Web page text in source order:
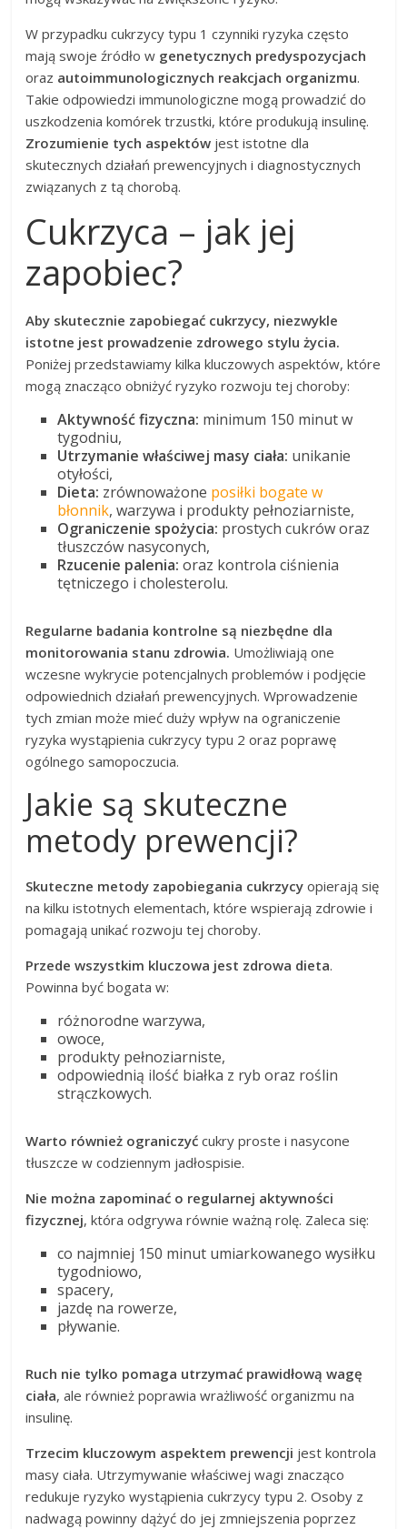
W przypadku cukrzycy typu 1 czynniki ryzyka często
mają swoje źródło w genetycznych predyspozycjach
oraz autoimmunologicznych reakcjach organizmu.
Takie odpowiedzi immunologiczne mogą prowadzić do
uszkodzenia komórek trzustki, które produkują insulinę.
Zrozumienie tych aspektów jest istotne dla
skutecznych działań prewencyjnych i diagnostycznych
związanych z tą chorobą.
Cukrzyca – jak jej
zapobiec?
Aby skutecznie zapobiegać cukrzycy, niezwykle
istotne jest prowadzenie zdrowego stylu życia.
Poniżej przedstawiamy kilka kluczowych aspektów, które
mogą znacząco obniżyć ryzyko rozwoju tej choroby:
Aktywność fizyczna: minimum 150 minut w
tygodniu,
Utrzymanie właściwej masy ciała: unikanie
otyłości,
Dieta: zrównoważone posiłki bogate w
błonnik, warzywa i produkty pełnoziarniste,
Ograniczenie spożycia: prostych cukrów oraz
tłuszczów nasyconych,
Rzucenie palenia: oraz kontrola ciśnienia
tętniczego i cholesterolu.
Regularne badania kontrolne są niezbędne dla
monitorowania stanu zdrowia. Umożliwiają one
wczesne wykrycie potencjalnych problemów i podjęcie
odpowiednich działań prewencyjnych. Wprowadzenie
tych zmian może mieć duży wpływ na ograniczenie
ryzyka wystąpienia cukrzycy typu 2 oraz poprawę
ogólnego samopoczucia.
Jakie są skuteczne
metody prewencji?
Skuteczne metody zapobiegania cukrzycy opierają się
na kilku istotnych elementach, które wspierają zdrowie i
pomagają unikać rozwoju tej choroby.
Przede wszystkim kluczowa jest zdrowa dieta.
Powinna być bogata w:
różnorodne warzywa,
owoce,
produkty pełnoziarniste,
odpowiednią ilość białka z ryb oraz roślin
strączkowych.
Warto również ograniczyć cukry proste i nasycone
tłuszcze w codziennym jadłospisie.
Nie można zapominać o regularnej aktywności
fizycznej, która odgrywa równie ważną rolę. Zaleca się:
co najmniej 150 minut umiarkowanego wysiłku
tygodniowo,
spacery,
jazdę na rowerze,
pływanie.
Ruch nie tylko pomaga utrzymać prawidłową wagę
ciała, ale również poprawia wrażliwość organizmu na
insulinę.
Trzecim kluczowym aspektem prewencji jest kontrola
masy ciała. Utrzymywanie właściwej wagi znacząco
redukuje ryzyko wystąpienia cukrzycy typu 2. Osoby z
nadwagą powinny dążyć do jej zmniejszenia poprzez